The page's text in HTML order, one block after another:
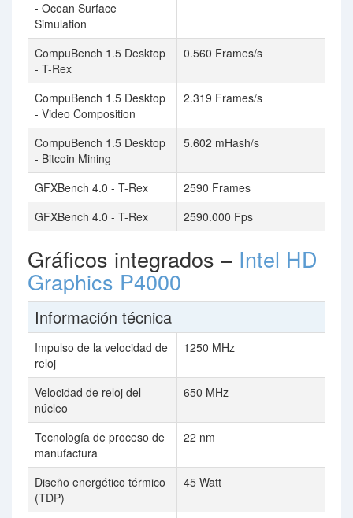
- Ocean Surface
Simulation
CompuBench 1.5 Desktop
- T-Rex
0.560 Frames/s
CompuBench 1.5 Desktop
- Video Composition
2.319 Frames/s
CompuBench 1.5 Desktop
- Bitcoin Mining
5.602 mHash/s
GFXBench 4.0 - T-Rex
2590 Frames
GFXBench 4.0 - T-Rex
2590.000 Fps
Gráficos integrados – Intel HD
Graphics P4000
Información técnica
Impulso de la velocidad de
reloj
1250 MHz
Velocidad de reloj del
núcleo
650 MHz
Tecnología de proceso de
manufactura
22 nm
Diseño energético térmico
(TDP)
45 Watt